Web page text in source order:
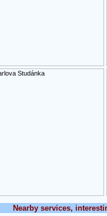
Nearby services,